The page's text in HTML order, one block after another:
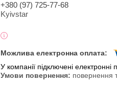
+380 (97) 725-77-68
Kyivstar
У компанії підключені
повернення